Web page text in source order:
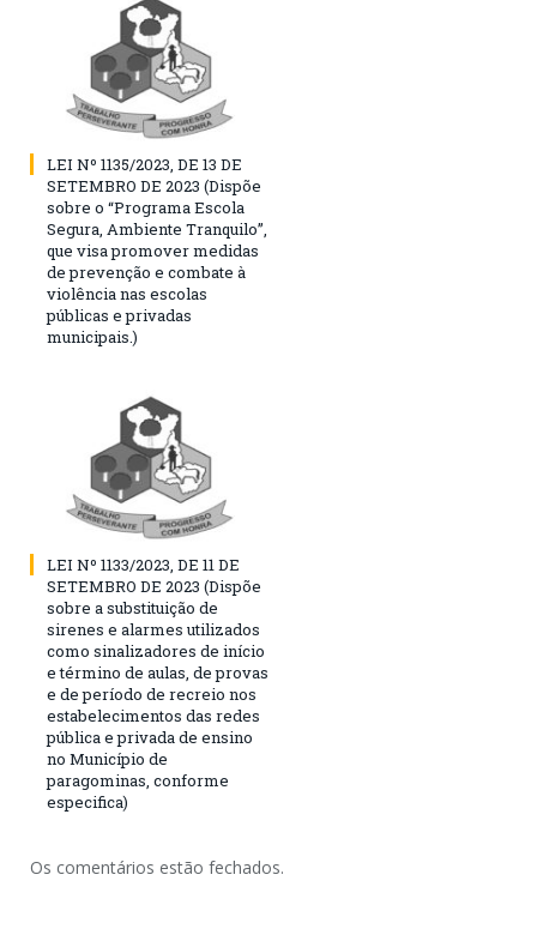
LEI Nº 1135/2023, DE 13 DE
SETEMBRO DE 2023 (Dispõe
sobre o “Programa Escola
Segura, Ambiente Tranquilo”,
que visa promover medidas
de prevenção e combate à
violência nas escolas
públicas e privadas
municipais.)
LEI Nº 1133/2023, DE 11 DE
SETEMBRO DE 2023 (Dispõe
sobre a substituição de
sirenes e alarmes utilizados
como sinalizadores de início
e término de aulas, de provas
e de período de recreio nos
estabelecimentos das redes
pública e privada de ensino
no Município de
paragominas, conforme
especifica)
Os comentários estão fechados.